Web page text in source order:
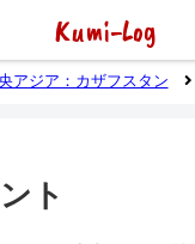
から海外放浪（デジタルノマ
アジア：カザフスタン
ト
Kumi-Log